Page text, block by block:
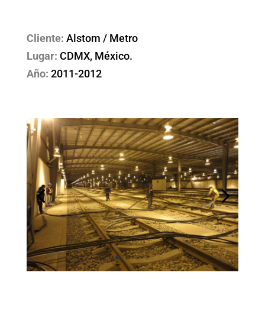
Cliente: Alstom / Metro
Lugar: CDMX, México.
Año: 2011-2012